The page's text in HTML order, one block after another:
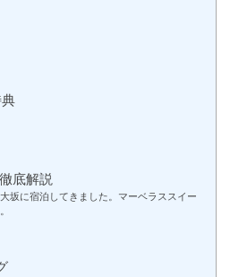
底解説
大坂に宿泊してきました。マーベラススイー